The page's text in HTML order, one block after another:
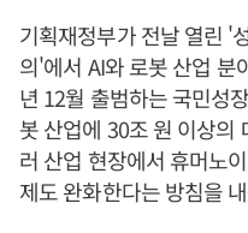
기획재정부가 전날 열린 '
의'에서 AI와 로봇 산업 분
년 12월 출범하는 국민성
봇 산업에 30조 원 이상의
러 산업 현장에서 휴머노
제도 완화한다는 방침을